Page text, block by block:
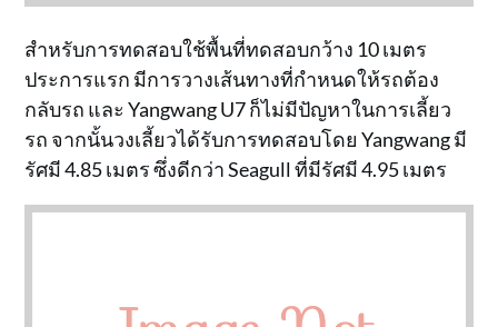
สำหรับการทดสอบใช้พื้นที่ทดสอบกว้าง 10 เมตร
ประการแรก มีการวางเส้นทางที่กำหนดให้รถต้อง
กลับรถ และ Yangwang U7 ก็ไม่มีปัญหาในการเลี้ยว
รถ จากนั้นวงเลี้ยวได้รับการทดสอบโดย Yangwang มี
รัศมี 4.85 เมตร ซึ่งดีกว่า Seagull ที่มีรัศมี 4.95 เมตร